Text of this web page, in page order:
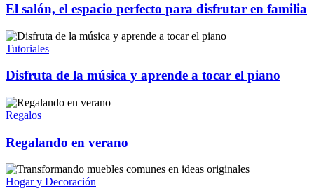
El salón, el espacio perfecto para disfrutar en familia
Tutoriales
Disfruta de la música y aprende a tocar el piano
Regalos
Regalando en verano
Hogar y Decoración